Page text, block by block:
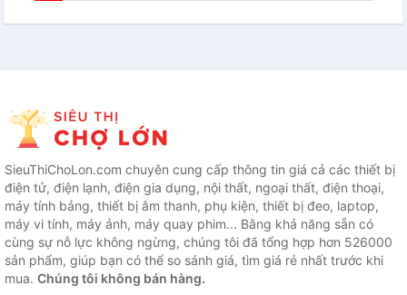
SieuThiChoLon.com chuyên cung cấp thông tin giá cả các thiết bị
điện tử, điện lạnh, điện gia dụng, nội thất, ngoại thất, điện thoại,
máy tính bảng, thiết bị âm thanh, phụ kiện, thiết bị đeo, laptop,
máy vi tính, máy ảnh, máy quay phim... Bằng khả năng sẵn có
cùng sự nỗ lực không ngừng, chúng tôi đã tổng hợp hơn 526000
sản phẩm, giúp bạn có thể so sánh giá, tìm giá rẻ nhất trước khi
mua. Chúng tôi không bán hàng.